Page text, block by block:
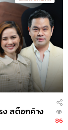
สต็อกค้าง
86